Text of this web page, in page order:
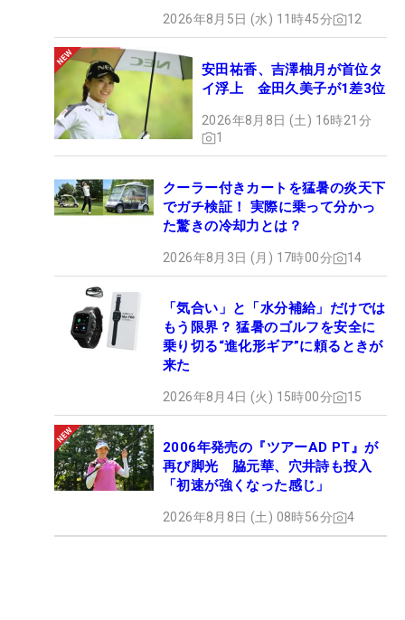
2026年8月5日 (水) 11時45分 12
安田祐香、吉澤柚月が首位タ
イ浮上 金田久美子が1差3位
2026年8月8日 (土) 16時21分
1
クーラー付きカートを猛暑の炎天下
でガチ検証！ 実際に乗って分かっ
た驚きの冷却力とは？
2026年8月3日 (月) 17時00分 14
「気合い」と「水分補給」だけでは
もう限界？ 猛暑のゴルフを安全に
乗り切る“進化形ギア”に頼るときが
来た
2026年8月4日 (火) 15時00分 15
2006年発売の『ツアーAD PT』が
再び脚光 脇元華、穴井詩も投入
「初速が強くなった感じ」
2026年8月8日 (土) 08時56分 4